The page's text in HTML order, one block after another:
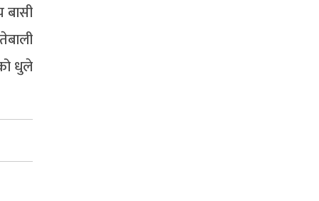
बासी
धुले